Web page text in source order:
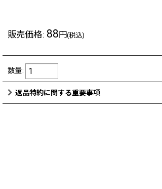
販売価格: 88円(税込)
数量:
返品特約に関する重要事項